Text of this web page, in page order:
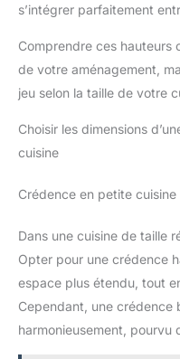
s’intégrer parfaitement
Comprendre ces hauteurs
de votre aménagement,
jeu selon la taille de votre
Choisir les dimensions
cuisine
Crédence en petite cuisine
Dans une cuisine de taille
Opter pour une crédence
espace plus étendu, tout
Cependant, une crédence
harmonieusement, pourvu